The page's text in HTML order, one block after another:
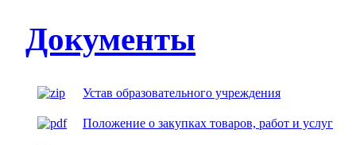
Документы
Устав образовательного учреждения
Положение о закупках товаров, работ и услуг